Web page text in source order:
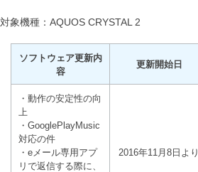
対象機種：AQUOS CRYSTAL 2
ソフトウェア更新内
容
更新開始日
・動作の安定性の向
上
・GooglePlayMusic
対応の件
・eメール専用アプ
リで返信する際に、
2016年11月8日より